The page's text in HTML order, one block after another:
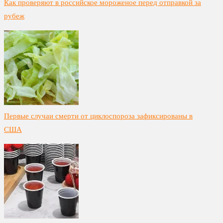
рубеж
Первые случаи смерти от циклоспороза зафиксированы в
США